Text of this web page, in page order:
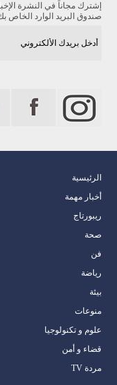
إشترك مجاناً في النشرة
صندوق البريد الوارد الخاص
الرئيسية
أخبار مهمة
ريبورتاج
صحة
فن
رياضة
بيئة
منوعات
علوم و تكنولوجيا
قضاء و أمن
مردة TV